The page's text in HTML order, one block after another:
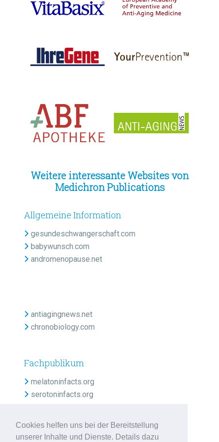
Cookies helfen uns bei der Bereitstellung
unserer Inhalte und Dienste. Details dazu
Weitere interessante Websites von
Medichron Publications
Allgemeine Information
gesundeschwangerschaft.com
babywunsch.com
andromenopause.net
antiagingnews.net
chronobiology.com
Fachpublikum
melatoninfacts.org
serotoninfacts.org